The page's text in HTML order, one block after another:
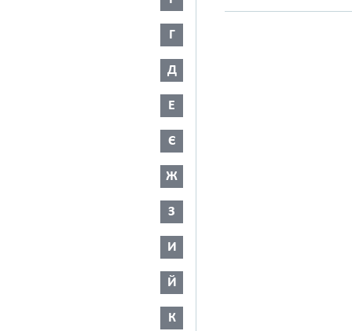
Г
Д
Е
Є
Ж
З
И
Й
К